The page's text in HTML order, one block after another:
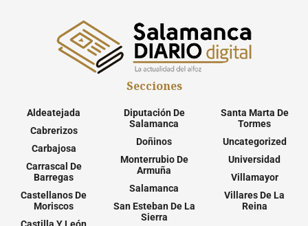
Secciones
Aldeatejada
Cabrerizos
Carbajosa
Carrascal De
Barregas
Castellanos De
Moriscos
Diputación De
Salamanca
Doñinos
Monterrubio De
Armuña
Salamanca
San Esteban De La
Sierra
Santa Marta De
Tormes
Uncategorized
Universidad
Villamayor
Villares De La
Reina